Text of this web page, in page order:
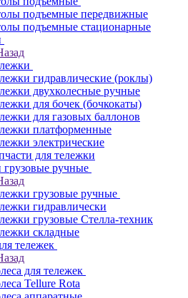
подъемные передвижные
подъемные стационарные
гидравлические (роклы)
двухколесные ручные
для бочек (бочкокаты)
для газовых баллонов
платформенные
электрические
для тележки
грузовые ручные
грузовые ручные
гидравлически
грузовые Стелла-техник
складные
тележек
для тележек
Tellure Rota